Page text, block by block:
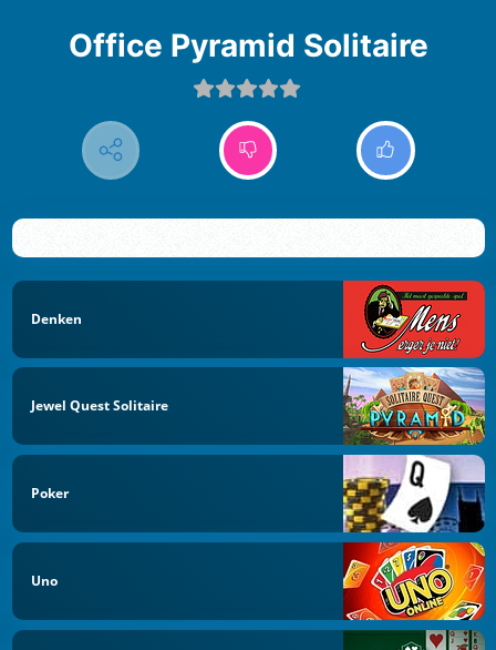
Office Pyramid Solitaire
Denken
Jewel Quest Solitaire
Poker
Uno